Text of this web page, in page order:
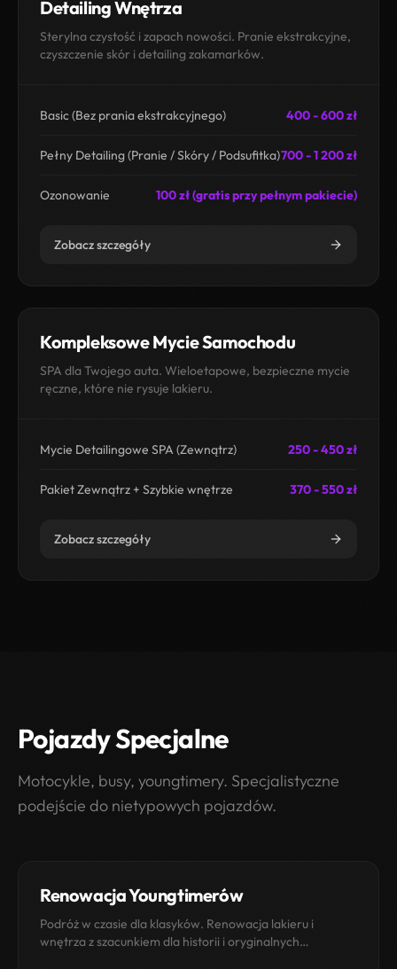
Detailing Wnętrza
Sterylna czystość i zapach nowości. Pranie ekstrakcyjne,
czyszczenie skór i detailing zakamarków.
Basic (Bez prania ekstrakcyjnego) 400 - 600 zł
Pełny Detailing (Pranie / Skóry / Podsufitka)700 - 1 200 zł
Ozonowanie 100 zł (gratis przy pełnym pakiecie)
Zobacz szczegóły
Kompleksowe Mycie Samochodu
SPA dla Twojego auta. Wieloetapowe, bezpieczne mycie
ręczne, które nie rysuje lakieru.
Mycie Detailingowe SPA (Zewnątrz) 250 - 450 zł
Pakiet Zewnątrz + Szybkie wnętrze 370 - 550 zł
Zobacz szczegóły
Pojazdy Specjalne
Motocykle, busy, youngtimery. Specjalistyczne
podejście do nietypowych pojazdów.
Renowacja Youngtimerów
Podróż w czasie dla klasyków. Renowacja lakieru i
wnętrza z szacunkiem dla historii i oryginalnych